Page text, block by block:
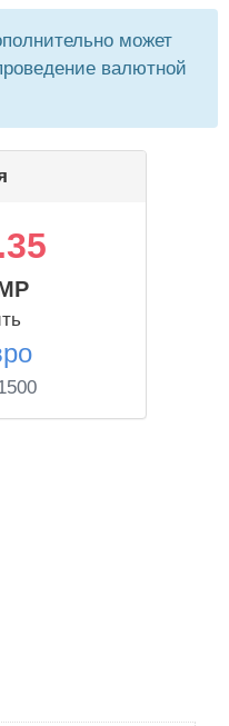
может
валютной